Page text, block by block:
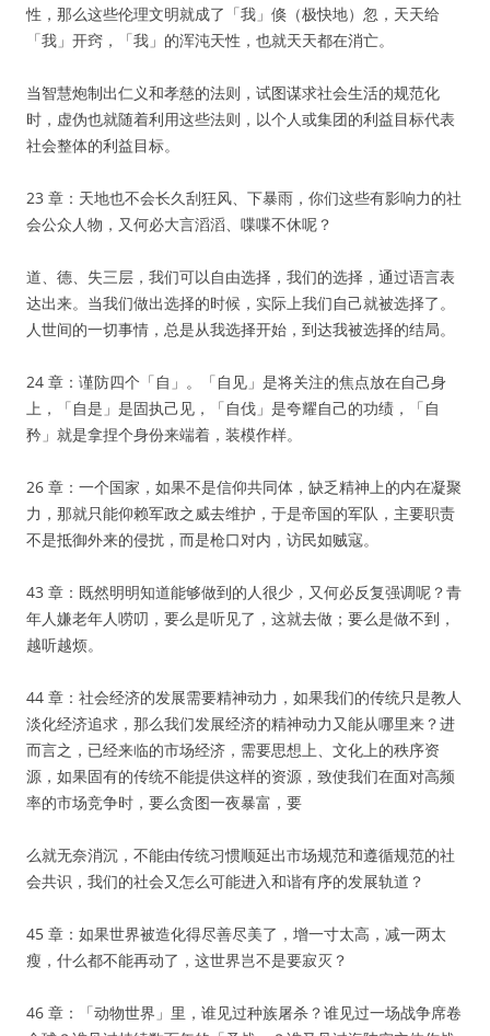
性，那么这些伦理文明就成了「我」倏（极快地）忽，天天给
「我」开窍，「我」的浑沌天性，也就天天都在消亡。
当智慧炮制出仁义和孝慈的法则，试图谋求社会生活的规范化
时，虚伪也就随着利用这些法则，以个人或集团的利益目标代表
社会整体的利益目标。
23 章：天地也不会长久刮狂风、下暴雨，你们这些有影响力的社
会公众人物，又何必大言滔滔、喋喋不休呢？
道、德、失三层，我们可以自由选择，我们的选择，通过语言表
达出来。当我们做出选择的时候，实际上我们自己就被选择了。
人世间的一切事情，总是从我选择开始，到达我被选择的结局。
24 章：谨防四个「自」。「自见」是将关注的焦点放在自己身
上，「自是」是固执己见，「自伐」是夸耀自己的功绩，「自
矜」就是拿捏个身份来端着，装模作样。
26 章：一个国家，如果不是信仰共同体，缺乏精神上的内在凝聚
力，那就只能仰赖军政之威去维护，于是帝国的军队，主要职责
不是抵御外来的侵扰，而是枪口对内，访民如贼寇。
43 章：既然明明知道能够做到的人很少，又何必反复强调呢？青
年人嫌老年人唠叨，要么是听见了，这就去做；要么是做不到，
越听越烦。
44 章：社会经济的发展需要精神动力，如果我们的传统只是教人
淡化经济追求，那么我们发展经济的精神动力又能从哪里来？进
而言之，已经来临的市场经济，需要思想上、文化上的秩序资
源，如果固有的传统不能提供这样的资源，致使我们在面对高频
率的市场竞争时，要么贪图一夜暴富，要
么就无奈消沉，不能由传统习惯顺延出市场规范和遵循规范的社
会共识，我们的社会又怎么可能进入和谐有序的发展轨道？
45 章：如果世界被造化得尽善尽美了，增一寸太高，减一两太
瘦，什么都不能再动了，这世界岂不是要寂灭？
46 章：「动物世界」里，谁见过种族屠杀？谁见过一场战争席卷